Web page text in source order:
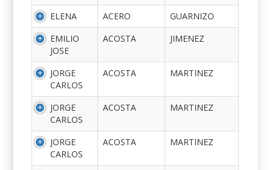
ELENA ACERO
GUARNIZO
EMILIO
JOSE
ACOSTA JIMENEZ
JORGE
CARLOS
ACOSTA MARTINEZ
JORGE
CARLOS
ACOSTA MARTINEZ
JORGE
CARLOS
ACOSTA MARTINEZ